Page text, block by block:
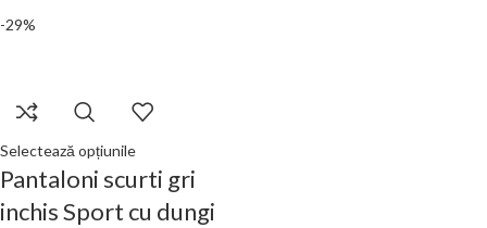
-29%
Selectează opțiunile
Pantaloni scurti gri
inchis Sport cu dungi